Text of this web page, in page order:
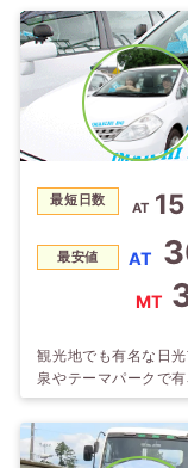
自動二輪が、それぞ
には、温泉・観光・
実しています。
最短日数 AT 15
最安値 AT
MT
観光地でも有名な日
泉やテーマパークで
くにはショッピング
コンビニ・スーパー
ども。 ◎広いコース